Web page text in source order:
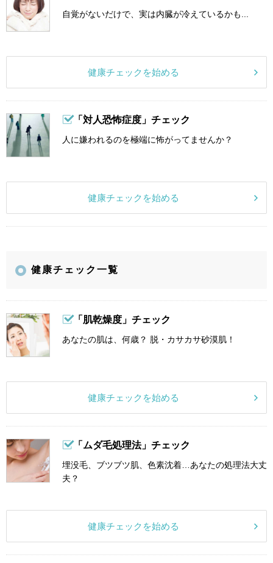
自覚がないだけで、実は内臓が冷えているかも...
健康チェックを始める
「対人恐怖症度」チェック
人に嫌われるのを極端に怖がってませんか？
健康チェックを始める
健康チェック一覧
「肌乾燥度」チェック
あなたの肌は、何歳？ 脱・カサカサ砂漠肌！
健康チェックを始める
「ムダ毛処理法」チェック
埋没毛、ブツブツ肌、色素沈着…あなたの処理法大丈
夫？
健康チェックを始める